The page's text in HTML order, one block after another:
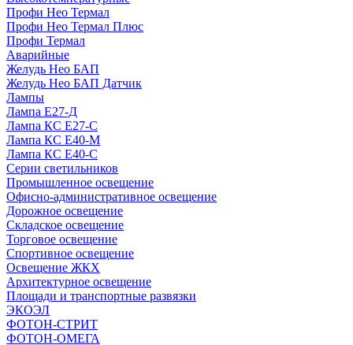
Профи Нео Термал
Профи Нео Термал Плюс
Профи Термал
Аварийные
Желудь Нео БАП
Желудь Нео БАП Датчик
Лампы
Лампа Е27-Д
Лампа КС Е27-С
Лампа КС Е40-М
Лампа КС Е40-С
Серии светильников
Промышленное освещение
Офисно-административное освещение
Дорожное освещение
Складское освещение
Торговое освещение
Спортивное освещение
Освещение ЖКХ
Архитектурное освещение
Площади и транспортные развязки
ЭКОЭЛ
ФОТОН-СТРИТ
ФОТОН-ОМЕГА